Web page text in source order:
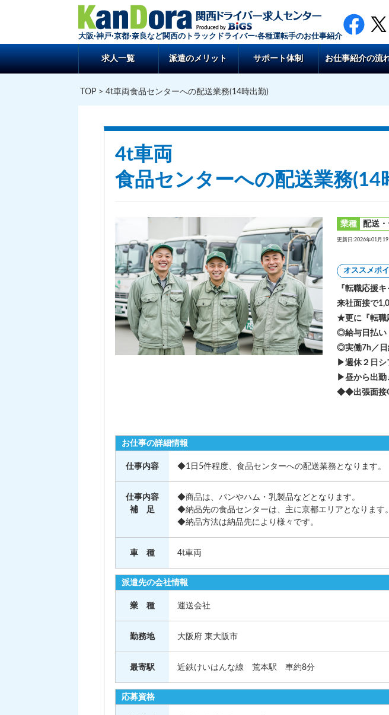
大阪·神戸·京都·奈良など関西のトラックドライバー·各種運転手のお仕事紹介
求人一覧 派遣のメリット サポート体制 お仕事紹介の流
TOP> 4t車両食品センターへの配送業務(14時出勤)
4t車両
食品センターへの配送業務(14
業種 配送
更新日:2026年01月
オススメポ
『転職応援
来社面接で
★更に『転職
◎給与日払い
◎実働7h／日
▶週休２日シ
▶昼から出勤
◆◆出張面
お仕事の詳細情報
仕事内容 ◆1日5件程度、食品センターへの配送業務となります。
仕事内容
補 足
◆商品は、パンやハム・乳製品などとなります。
◆納品先の食品センターは、主に京都エリアとなります。
◆納品方法は納品先により様々です。
車 種 4t車両
派遣先の会社情報
業 種 運送会社
勤務地 大阪府 東大阪市
最寄駅 近鉄けいはんな線 荒本駅 車約8分
応募資格